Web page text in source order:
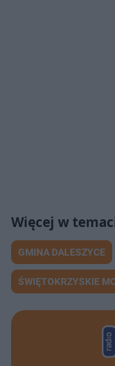
GMINA DALESZYCE
ŚWIĘTOKRZYSKIE